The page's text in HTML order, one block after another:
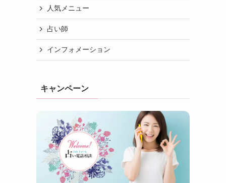
人気メニュー
占い師
インフォメーション
キャンペーン